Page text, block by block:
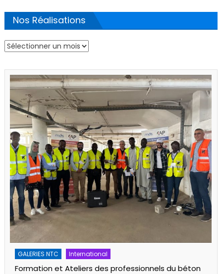
Nos Réalisations
Nos
GALERIES NTC International
Formation et Ateliers des professionnels du béton